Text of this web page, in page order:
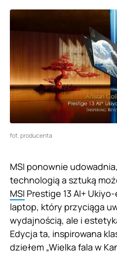
fot. producenta
MSI ponownie
technologią a sztuką
MSI Prestige 13 AI+
laptop, który przyciąga
wydajnością, ale i
Edycja ta, inspirowana
dziełem „Wielka fala w